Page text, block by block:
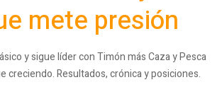
mete presión
y sigue líder con Timón más Caza y Pesca
creciendo. Resultados, crónica y posiciones.